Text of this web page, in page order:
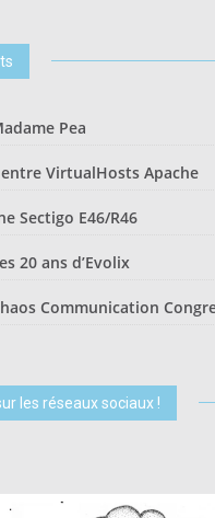
Pea
VirtualHosts Apache
Sectigo E46/R46
20 ans d’Evolix
Communication
les réseaux sociaux !